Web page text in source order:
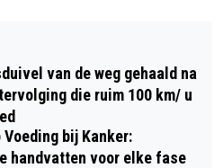
IN BREDA
WORDT OP 30
van de weg gehaald na
die ruim 100 km/ u
Voeding bij Kanker:
handvatten voor elke fase